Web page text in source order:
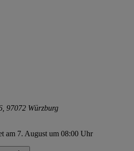
97072 Würzburg
am 7. August um 08:00 Uhr